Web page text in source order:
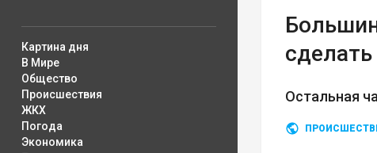
Картина дня
В Мире
Общество
Происшествия
ЖКХ
Погода
Экономика
Остальная